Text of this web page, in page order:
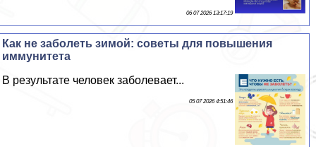
06 07 2026 13:17:19
Как не заболеть зимой: советы для повышения
иммунитета
В результате человек заболевает...
05 07 2026 4:51:46